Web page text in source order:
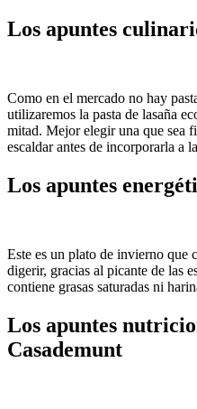
Los apuntes
Como en el mercado no hay
utilizaremos la pasta de lasaña
mitad. Mejor elegir una que sea
escaldar antes de incorporarla a
Los apuntes
Este es un plato de invierno que
digerir, gracias al picante de las
contiene grasas saturadas ni
Los apuntes
Casademunt